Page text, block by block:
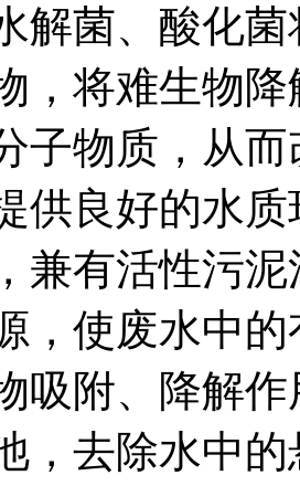
解菌、酸化
，将难生物
子物质，从
供良好的水
兼有活性污
，使废水中
吸附、降解
，去除水中